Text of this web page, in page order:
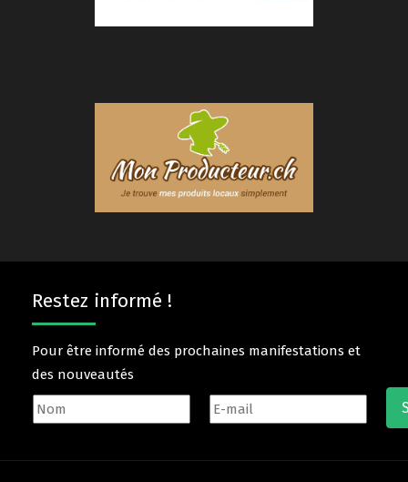
Restez informé !
Pour être informé des prochaines manifestations et
des nouveautés